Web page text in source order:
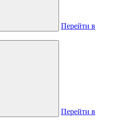
Перейти в
Перейти в